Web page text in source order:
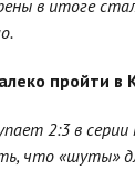
в итоге
пройти в
2:3 в серии
что «шуты»